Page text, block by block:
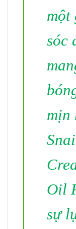
một
sóc
mịn
Oil
sự